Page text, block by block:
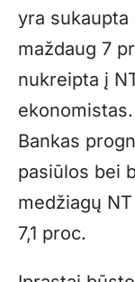
yra sukaupta
maždaug 7
nukreipta į
ekonomistas.
Bankas
pasiūlos bei
medžiagų
7,1 proc.